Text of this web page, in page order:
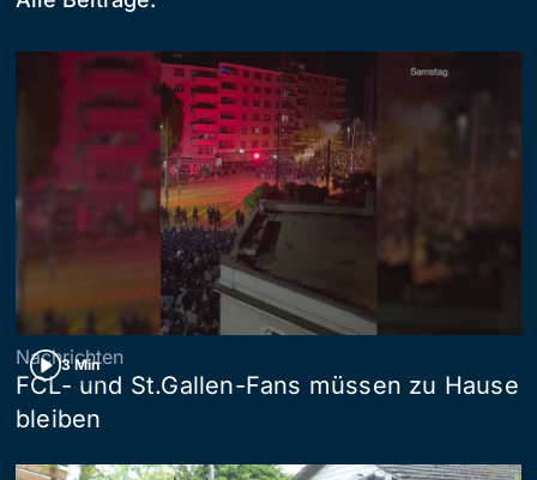
3 Min
Nachrichten
FCL- und St.Gallen-Fans müssen zu Hause
bleiben